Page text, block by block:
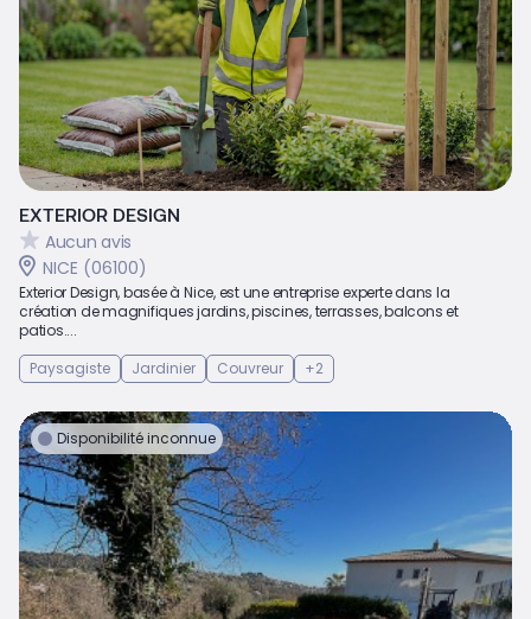
EXTERIOR DESIGN
Aucun avis
NICE (06100)
Exterior Design, basée à Nice, est une entreprise experte dans la
création de magnifiques jardins, piscines, terrasses, balcons et
patios....
Paysagiste
Jardinier Couvreur +2
Disponibilité inconnue